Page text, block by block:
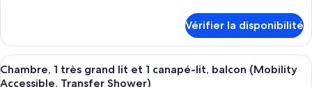
très
grand
lit
et
Chambre,
très
grand
Vérifier la disponibilité
Afficher
toutes
Une chambre d’hôtel avec un
3
Chambre, 1 très grand lit et 1 canapé-lit, balcon (Mobility
Accessible, Transfer Shower)